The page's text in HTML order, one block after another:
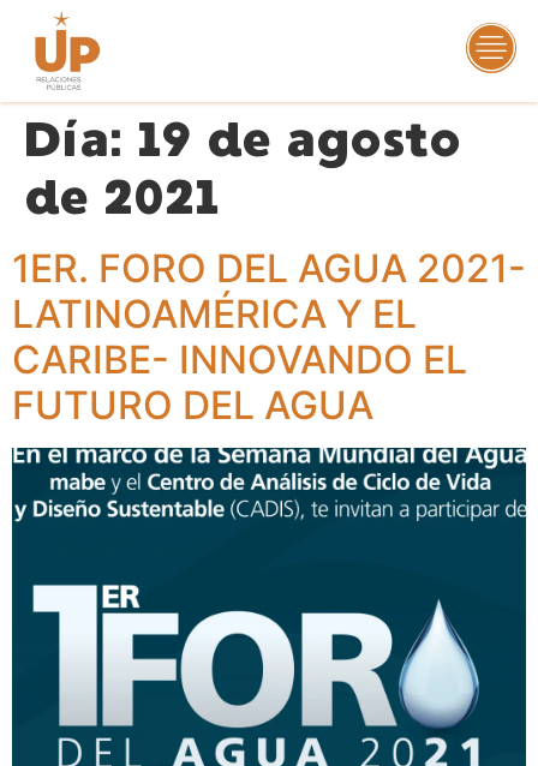
Día: 19 de agosto
de 2021
1ER. FORO DEL AGUA 2021-
LATINOAMÉRICA Y EL
CARIBE- INNOVANDO EL
FUTURO DEL AGUA